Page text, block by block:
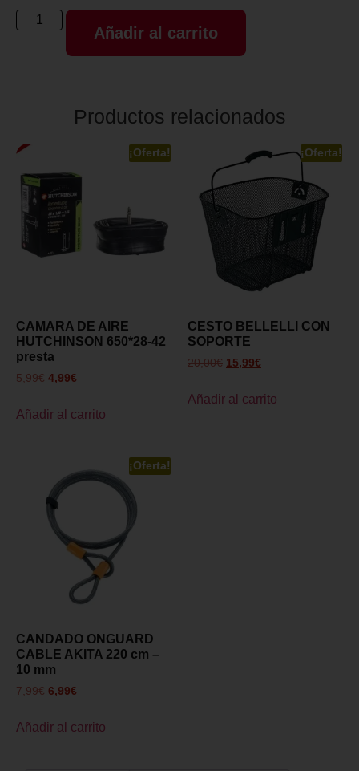
Añadir al carrito
Productos relacionados
¡Oferta!
CAMARA DE AIRE
HUTCHINSON 650*28-42
presta
5,99€ 4,99€
Añadir al carrito
¡Oferta!
CESTO BELLELLI CON
SOPORTE
20,00€ 15,99€
Añadir al carrito
¡Oferta!
CANDADO ONGUARD
CABLE AKITA 220 cm –
10 mm
7,99€ 6,99€
Añadir al carrito